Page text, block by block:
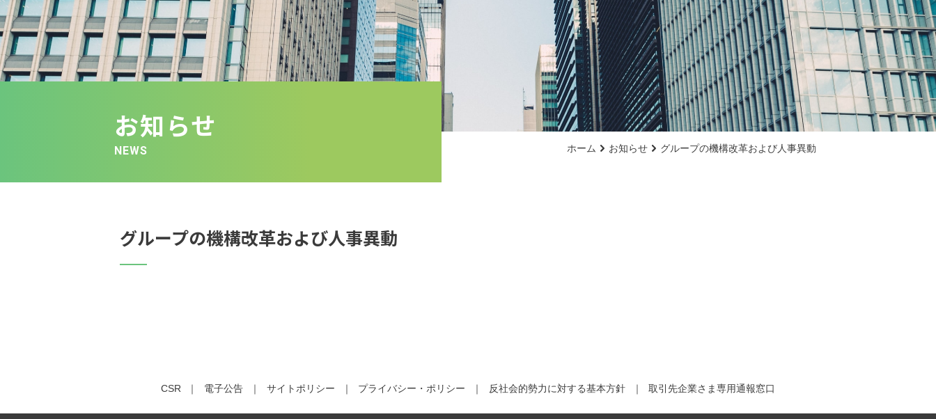
お知らせ
NEWS ホーム お知らせ グループの機構改革および人事異動
グループの機構改革および人事異動
CSR 電子公告 サイトポリシー プライバシー・ポリシー 反社会的勢力に対する基本方針 取引先企業さま専用通報窓口